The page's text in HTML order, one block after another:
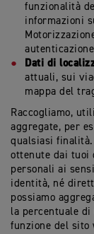
funzionalità
informazioni
Dati di
attuali, sui
mappa del
Raccogliamo,
aggregate, per
qualsiasi finalità.
ottenute dai tuoi
personali ai
identità, né
possiamo
la percentuale di
funzione del sito